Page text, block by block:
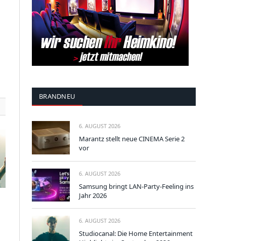
BRANDNEU
6. AUGUST 2026
Marantz stellt neue CINEMA Serie 2
vor
6. AUGUST 2026
Samsung bringt LAN-Party-Feeling ins
Jahr 2026
6. AUGUST 2026
Studiocanal: Die Home Entertainment